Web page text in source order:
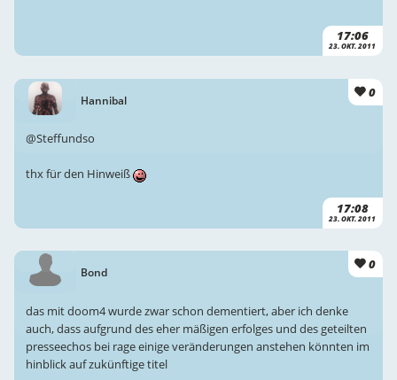
17:06
23. OKT. 2011
Hannibal
0
17:08
23. OKT. 2011
@Steffundso
thx für den Hinweiß
Bond 0
das mit doom4 wurde zwar schon dementiert, aber ich denke
auch, dass aufgrund des eher mäßigen erfolges und des geteilten
presseechos bei rage einige veränderungen anstehen könnten im
hinblick auf zukünftige titel